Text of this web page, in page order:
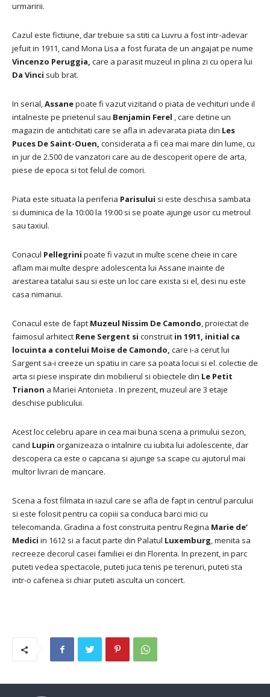
urmaririi.
Cazul este fictiune, dar trebuie sa stiti ca Luvru a fost intr-adevar
jefuit in 1911, cand Mona Lisa a fost furata de un angajat pe nume
Vincenzo Peruggia, care a parasit muzeul in plina zi cu opera lui
Da Vinci sub brat.
In serial,Assanepoate fi vazut vizitand o piata de vechituri unde il
intalneste pe prietenul sau Benjamin Ferel , care detine un
magazin de antichitati care se afla in adevarata piata din Les
Puces De Saint-Ouen, considerata a fi cea mai mare din lume, cu
in jur de 2.500 de vanzatori care au de descoperit opere de arta,
piese de epoca si tot felul de comori.
Piata este situata la periferia Parisului si este deschisa sambata
si duminica de la 10:00 la 19:00 si se poate ajunge usor cu metroul
sau taxiul.
Conacul Pellegrini poate fi vazut in multe scene cheie in care
aflam mai multe despre adolescenta lui Assane inainte de
arestarea tatalui sau si este un loc care exista si el, desi nu este
casa nimanui.
Conacul este de fapt Muzeul Nissim De Camondo, proiectat de
faimosul arhitect Rene Sergent si construit in 1911, initial ca
locuinta a contelui Moise de Camondo, care i-a cerut lui
Sargent sa-i creeze un spatiu in care sa poata locui si el. colectie de
arta si piese inspirate din mobilierul si obiectele din Le Petit
Trianon a Mariei Antonieta . In prezent, muzeul are 3 etaje
deschise publicului.
Acest loc celebru apare in cea mai buna scena a primului sezon,
cand Lupin organizeaza o intalnire cu iubita lui adolescente, dar
descopera ca este o capcana si ajunge sa scape cu ajutorul mai
multor livrari de mancare.
Scena a fost filmata in iazul care se afla de fapt in centrul parcului
si este folosit pentru ca copiii sa conduca barci mici cu
telecomanda. Gradina a fost construita pentru Regina Marie de’
Medici in 1612 si a facut parte din Palatul Luxemburg, menita sa
recreeze decorul casei familiei ei din Florenta. In prezent, in parc
puteti vedea spectacole, puteti juca tenis pe terenuri, puteti sta
intr-o cafenea si chiar puteti asculta un concert.